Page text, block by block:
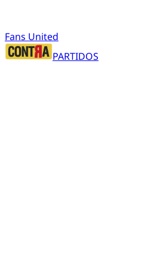
Fans United
PARTIDOS